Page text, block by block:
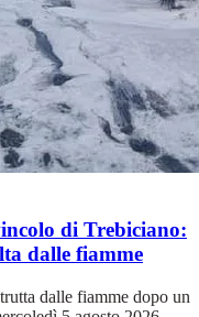
di Trebiciano:
dalle fiamme
dalle fiamme dopo un